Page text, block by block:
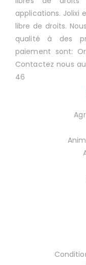
applications. Jolixi
libre de droits.
qualité à des
paiement sont:
Contactez nous
46